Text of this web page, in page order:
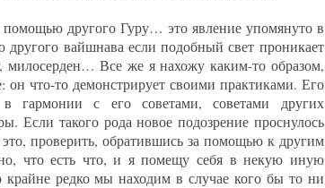
другого Гуру… это явление упомянуто в
вайшнава если подобный свет проникает
Все же я нахожу каким-то образом,
он что-то демонстрирует своими практиками. Его
гармонии с его советами, советами других
Если такого рода новое подозрение проснулось
проверить, обратившись за помощью к другим
что есть что, и я помещу себя в некую иную
редко мы находим в случае кого бы то ни